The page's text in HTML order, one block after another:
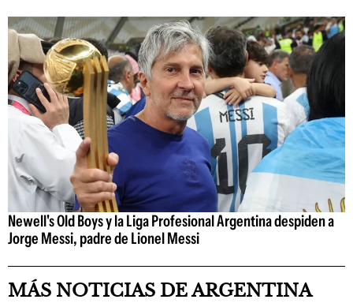
Newell's Old Boys y la Liga Profesional Argentina despiden a
Jorge Messi, padre de Lionel Messi
MÁS NOTICIAS DE ARGENTINA